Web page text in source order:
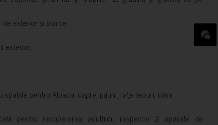
exterior și plante;
exterior;
pentru Alpaca, capre, păuni, rațe, iepuri, câini;
pentru recuperarea adulților, respectiv 2 aparate de